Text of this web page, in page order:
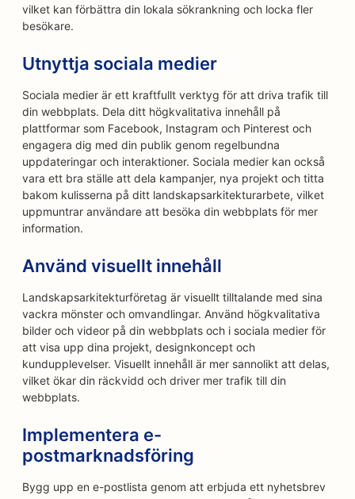
vilket kan förbättra din lokala sökrankning och locka fler
besökare.
Utnyttja sociala medier
Sociala medier är ett kraftfullt verktyg för att driva trafik till
din webbplats. Dela ditt högkvalitativa innehåll på
plattformar som Facebook, Instagram och Pinterest och
engagera dig med din publik genom regelbundna
uppdateringar och interaktioner. Sociala medier kan också
vara ett bra ställe att dela kampanjer, nya projekt och titta
bakom kulisserna på ditt landskapsarkitekturarbete, vilket
uppmuntrar användare att besöka din webbplats för mer
information.
Använd visuellt innehåll
Landskapsarkitekturföretag är visuellt tilltalande med sina
vackra mönster och omvandlingar. Använd högkvalitativa
bilder och videor på din webbplats och i sociala medier för
att visa upp dina projekt, designkoncept och
kundupplevelser. Visuellt innehåll är mer sannolikt att delas,
vilket ökar din räckvidd och driver mer trafik till din
webbplats.
Implementera e-
postmarknadsföring
Bygg upp en e-postlista genom att erbjuda ett nyhetsbrev